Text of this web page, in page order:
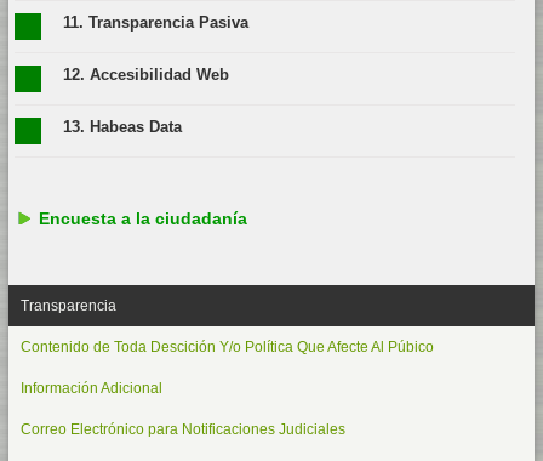
11. Transparencia Pasiva
12. Accesibilidad Web
13. Habeas Data
Encuesta a la ciudadanía
Transparencia
Contenido de Toda Descición Y/o Política Que Afecte Al Púbico
Información Adicional
Correo Electrónico para Notificaciones Judiciales